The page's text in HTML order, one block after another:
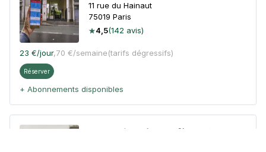
11 rue du Hainaut
75019 Paris
4,5(142 avis)
23 €/jour,70 €/semaine(tarifs dégressifs)
Réserver
+ Abonnements disponibles
Le Danube Palace Café - Paris 19